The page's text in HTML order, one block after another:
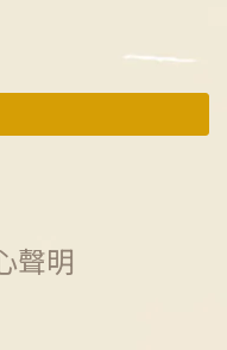
聲明